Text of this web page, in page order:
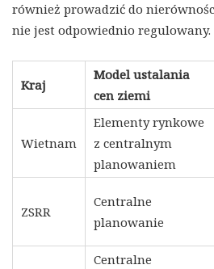
również prowadzić do
nie jest odpowiednio regulowany.
Kraj
Model ustalania
cen ziemi
Wietnam
Elementy rynkowe
z centralnym
planowaniem
ZSRR
Centralne
planowanie
Centralne